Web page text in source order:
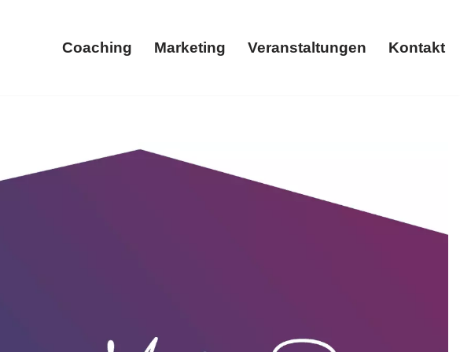
Coaching Marketing Veranstaltungen Kontakt